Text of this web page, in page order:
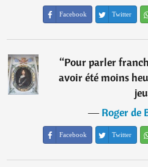
Facebook Twitter
“Pour parler
avoir été moins
―Roger de
Facebook Twitter